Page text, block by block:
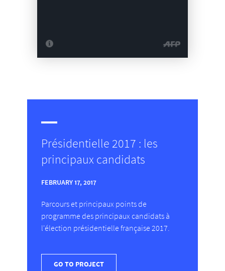
Présidentielle 2017 : les
principaux candidats
FEBRUARY 17, 2017
Parcours et principaux points de
programme des principaux candidats à
l'élection présidentielle française 2017.
GO TO PROJECT